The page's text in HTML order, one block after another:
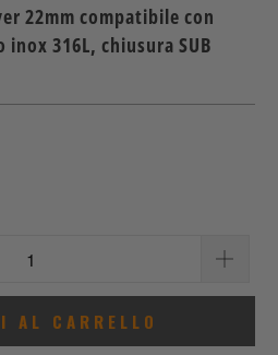
22mm compatibile con
316L, chiusura SUB
AL CARRELLO